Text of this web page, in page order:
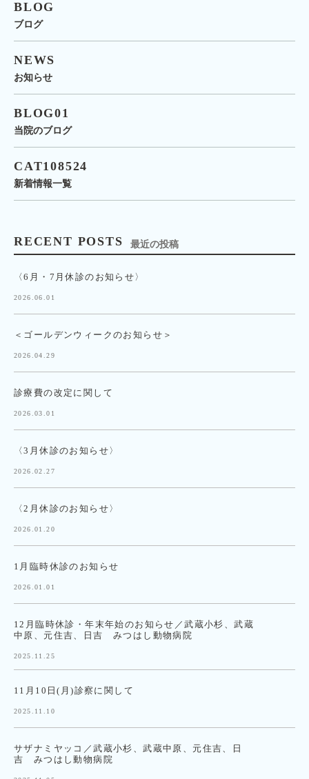
BLOG
ブログ
NEWS
お知らせ
BLOG01
当院のブログ
CAT108524
新着情報一覧
RECENT POSTS 最近の投稿
〈6月・7月休診のお知らせ〉
2026.06.01
＜ゴールデンウィークのお知らせ＞
2026.04.29
診療費の改定に関して
2026.03.01
〈3月休診のお知らせ〉
2026.02.27
〈2月休診のお知らせ〉
2026.01.20
1月臨時休診のお知らせ
2026.01.01
12月臨時休診・年末年始のお知らせ／武蔵小杉、武蔵
中原、元住吉、日吉 みつはし動物病院
2025.11.25
11月10日(月)診察に関して
2025.11.10
サザナミヤッコ／武蔵小杉、武蔵中原、元住吉、日
吉 みつはし動物病院